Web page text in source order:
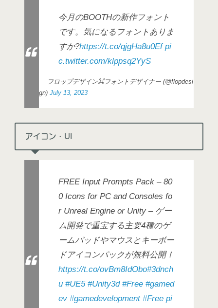
今月のBOOTHの新作フォント
です。気になるフォントありま
すか?https://t.co/qjgHa8u0Ef pi
c.twitter.com/klppsq2YyS
— フロップデザイン⌘フォントデザイナー (@flopdesi
gn) July 13, 2023
アイコン・UI
FREE Input Prompts Pack – 80
0 Icons for PC and Consoles fo
r Unreal Engine or Unity – ゲー
ム開発で重宝する主要4種のゲ
ームパッドやマウスとキーボー
ドアイコンパックが無料公開！
https://t.co/ovBm8IdObo#3dnch
u #UE5 #Unity3d #Free #gamed
ev #gamedevelopment #Free pi